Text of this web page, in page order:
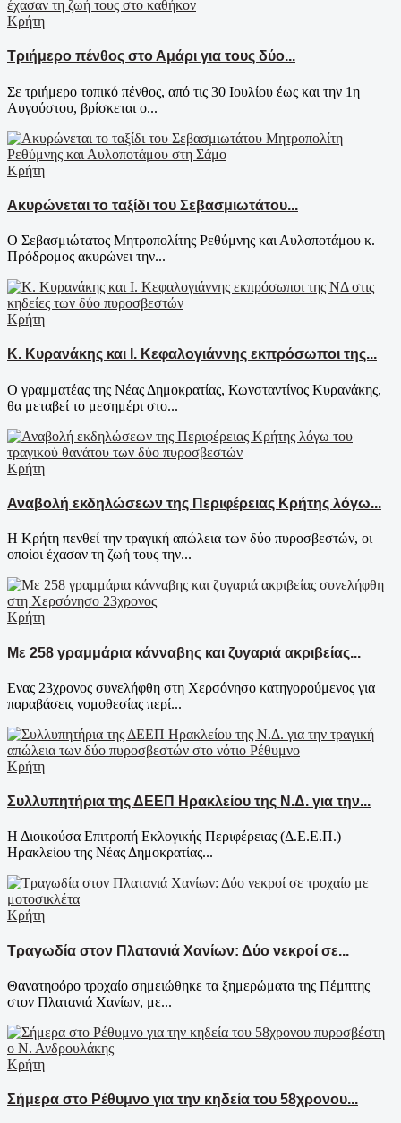
Κρήτη
Τριήμερο πένθος στο Αμάρι για τους δύο...
Σε τριήμερο τοπικό πένθος, από τις 30 Ιουλίου έως και την 1η
Αυγούστου, βρίσκεται ο...
Κρήτη
Ακυρώνεται το ταξίδι του Σεβασμιωτάτου...
Ο Σεβασμιώτατος Μητροπολίτης Ρεθύμνης και Αυλοποτάμου κ.
Πρόδρομος ακυρώνει την...
Κρήτη
Κ. Κυρανάκης και Ι. Κεφαλογιάννης εκπρόσωποι της...
Ο γραμματέας της Νέας Δημοκρατίας, Κωνσταντίνος Κυρανάκης,
θα μεταβεί το μεσημέρι στο...
Κρήτη
Αναβολή εκδηλώσεων της Περιφέρειας Κρήτης λόγω...
Η Κρήτη πενθεί την τραγική απώλεια των δύο πυροσβεστών, οι
οποίοι έχασαν τη ζωή τους την...
Κρήτη
Με 258 γραμμάρια κάνναβης και ζυγαριά ακριβείας...
Ενας 23χρονος συνελήφθη στη Χερσόνησο κατηγορούμενος για
παραβάσεις νομοθεσίας περί...
Κρήτη
Συλλυπητήρια της ΔΕΕΠ Ηρακλείου της Ν.Δ. για την...
Η Διοικούσα Επιτροπή Εκλογικής Περιφέρειας (Δ.Ε.Ε.Π.)
Ηρακλείου της Νέας Δημοκρατίας...
Κρήτη
Τραγωδία στον Πλατανιά Χανίων: Δύο νεκροί σε...
Θανατηφόρο τροχαίο σημειώθηκε τα ξημερώματα της Πέμπτης
στον Πλατανιά Χανίων, με...
Κρήτη
Σήμερα στο Ρέθυμνο για την κηδεία του 58χρονου...